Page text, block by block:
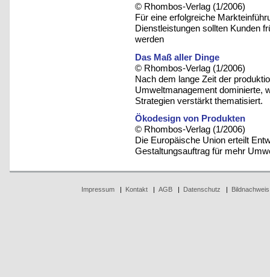
© Rhombos-Verlag (1/2006)
Für eine erfolgreiche
Dienstleistungen sollten Kunden
werden
Das Maß aller Dinge
© Rhombos-Verlag (1/2006)
Nach dem lange Zeit der
Umweltmanagement dominierte,
Strategien verstärkt thematisiert.
Ökodesign von Produkten
© Rhombos-Verlag (1/2006)
Die Europäische Union erteilt
Gestaltungsauftrag für mehr
Impressum| Kontakt| AGB| Datenschutz Bildnachweis